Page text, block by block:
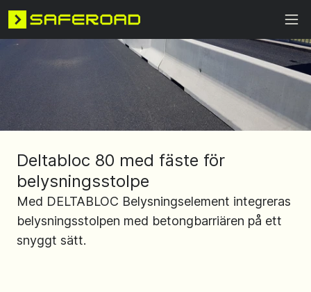
Deltabloc 80 med fäste för
belysningsstolpe
Med DELTABLOC Belysningselement integreras
belysningsstolpen med betongbarriären på ett
snyggt sätt.